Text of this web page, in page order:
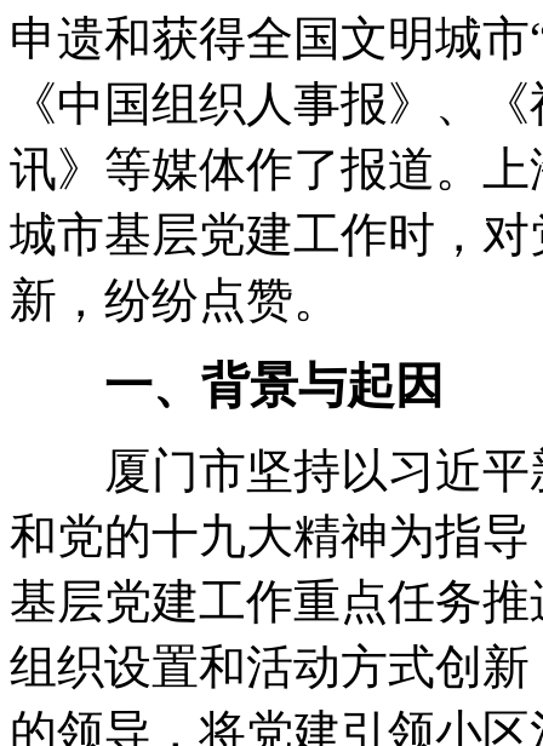
申遗和获得全国文明城
《中国组织人事报》、
讯》等媒体作了报道。
城市基层党建工作时，
新，纷纷点赞。
一、背景与起因
厦门市坚持以习近平
和党的十九大精神为指
基层党建工作重点任务
组织设置和活动方式创
的领导，将党建引领小